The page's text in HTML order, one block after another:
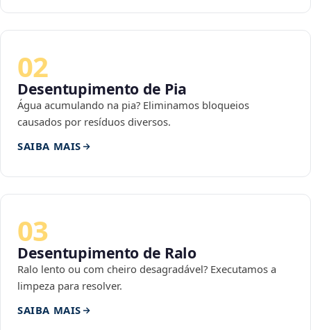
02
Desentupimento de Pia
Água acumulando na pia? Eliminamos bloqueios
causados por resíduos diversos.
SAIBA MAIS
03
Desentupimento de Ralo
Ralo lento ou com cheiro desagradável? Executamos a
limpeza para resolver.
SAIBA MAIS